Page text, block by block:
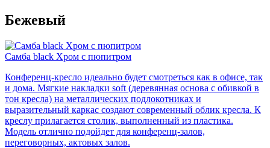
Бежевый
Самба black Хром с пюпитром
Конференц-кресло идеально будет смотреться как в офисе, так
и дома. Мягкие накладки soft (деревянная основа с обивкой в
тон кресла) на металлических подлокотниках и
выразительный каркас создают современный облик кресла. К
креслу прилагается столик, выполненный из пластика.
Модель отлично подойдет для конференц-залов,
переговорных, актовых залов.